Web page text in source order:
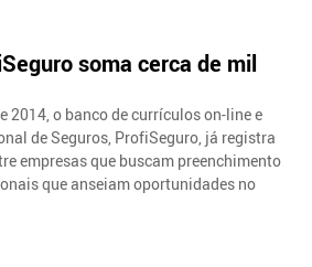
soma cerca de mil
2014, o banco de currículos on-line e
de Seguros, ProfiSeguro, já registra
empresas que buscam preenchimento
que anseiam oportunidades no